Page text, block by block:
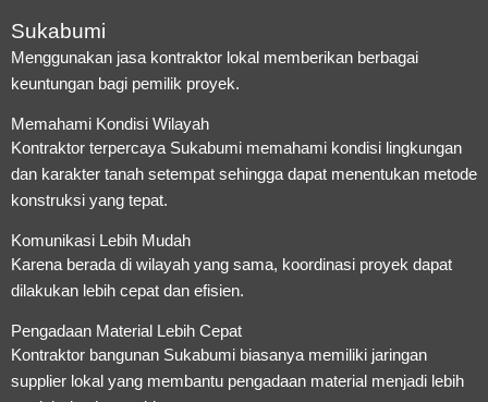
Sukabumi
Menggunakan jasa kontraktor lokal memberikan berbagai
keuntungan bagi pemilik proyek.
Memahami Kondisi Wilayah
Kontraktor terpercaya Sukabumi memahami kondisi lingkungan
dan karakter tanah setempat sehingga dapat menentukan metode
konstruksi yang tepat.
Komunikasi Lebih Mudah
Karena berada di wilayah yang sama, koordinasi proyek dapat
dilakukan lebih cepat dan efisien.
Pengadaan Material Lebih Cepat
Kontraktor bangunan Sukabumi biasanya memiliki jaringan
supplier lokal yang membantu pengadaan material menjadi lebih